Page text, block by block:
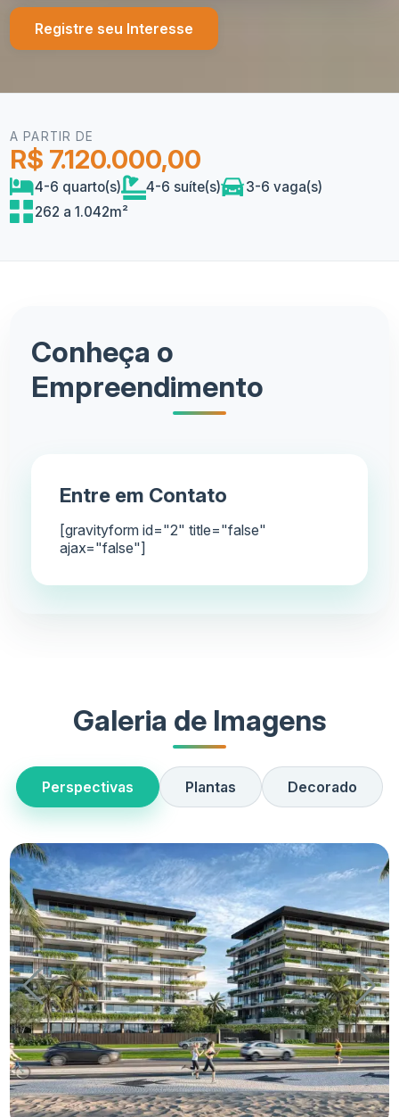
Registre seu Interesse
A PARTIR DE
R$ 7.120.000,00
4-6 quarto(s) 4-6 suíte(s)
3-6 vaga(s)
262 a 1.042m²
Conheça o
Empreendimento
Entre em Contato
[gravityform id="2" title="false"
ajax="false"]
Galeria de Imagens
Perspectivas Plantas Decorado